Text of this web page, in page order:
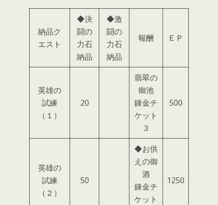
納品ク
エスト
◆決
闘の
力石
納品
◆激
闘の
力石
納品
報酬 ＥＰ
英雄の
試練
（１）
20
翡翠の
御池
錬金チ
ケット
３
500
英雄の
試練
（２）
50
◆お供
えの御
酒
錬金チ
ケット
1250